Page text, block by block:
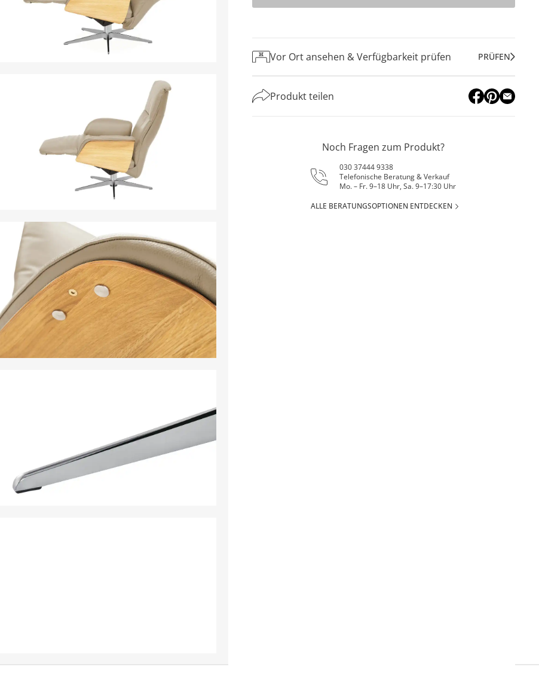
Vor Ort ansehen & Verfügbarkeit prüfen PRÜFEN
Produkt teilen
Noch Fragen zum Produkt?
030 37444 9338
Telefonische Beratung & Verkauf
Mo. – Fr. 9–18 Uhr, Sa. 9–17:30 Uhr
ALLE BERATUNGSOPTIONEN ENTDECKEN